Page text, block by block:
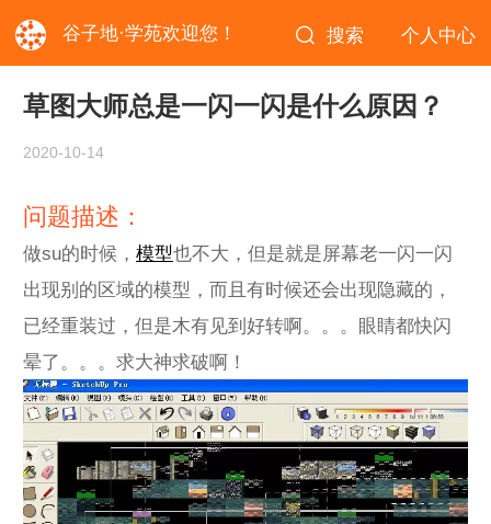
谷子地·学苑欢迎您！ 搜索 个人中心
草图大师总是一闪一闪是什么原因？
2020-10-14
问题描述：
做su的时候， 模型也不大，但是就是屏幕老一闪一闪
出现别的区域的模型，而且有时候还会出现隐藏的，
已经重装过，但是木有见到好转啊。。。眼睛都快闪
晕了。。。求大神求破啊！